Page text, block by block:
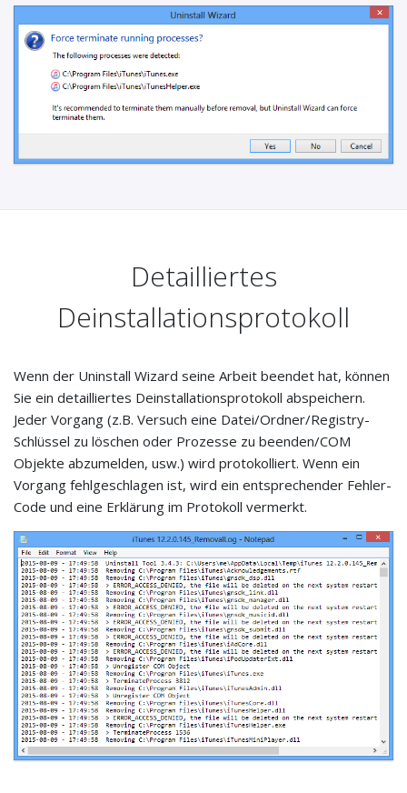
Detailliertes
Deinstallationsprotokoll
Wenn der Uninstall Wizard seine Arbeit beendet hat, können
Sie ein detailliertes Deinstallationsprotokoll abspeichern.
Jeder Vorgang (z.B. Versuch eine Datei/Ordner/Registry-
Schlüssel zu löschen oder Prozesse zu beenden/COM
Objekte abzumelden, usw.) wird protokolliert. Wenn ein
Vorgang fehlgeschlagen ist, wird ein entsprechender Fehler-
Code und eine Erklärung im Protokoll vermerkt.